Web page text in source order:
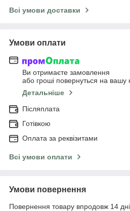
Всі умови доставки
Умови оплати
Ви отримаєте замовлення
або гроші повернуться на вашу
Детальніше
Післяплата
Готівкою
Оплата за реквізитами
Всі умови оплати
Умови повернення
Повернення товару впродовж 14